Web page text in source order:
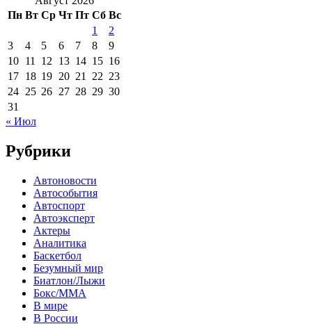
Пн Вт Ср Чт Пт Сб Вс
1
2
3
4 5 6 7 8
9
10 11 12 13 14 15 16
17 18 19 20 21 22 23
24 25 26 27 28 29 30
31
« Июл
Рубрики
Автоновости
Автособытия
Автоспорт
Автоэксперт
Актеры
Аналитика
Баскетбол
Безумный мир
Биатлон/Лыжи
Бокс/MMA
В мире
В России